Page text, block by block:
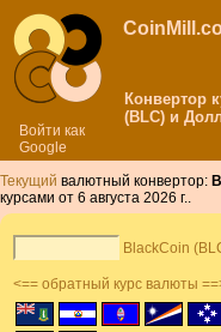
Войти как
Google
Конвертор
(BLC) и
Текущий валютный конвертор:
курсами от 6 августа 2026 г..
BlackCoin
<== обратный курс валюты